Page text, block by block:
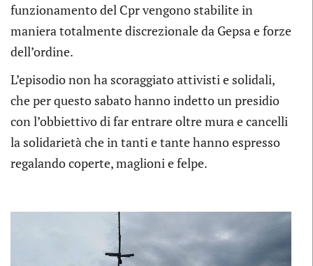
funzionamento del Cpr vengono stabilite in
maniera totalmente discrezionale da Gepsa e forze
dell’ordine.
L’episodio non ha scoraggiato attivisti e solidali,
che per questo sabato hanno indetto un presidio
con l’obbiettivo di far entrare oltre mura e cancelli
la solidarietà che in tanti e tante hanno espresso
regalando coperte, maglioni e felpe.